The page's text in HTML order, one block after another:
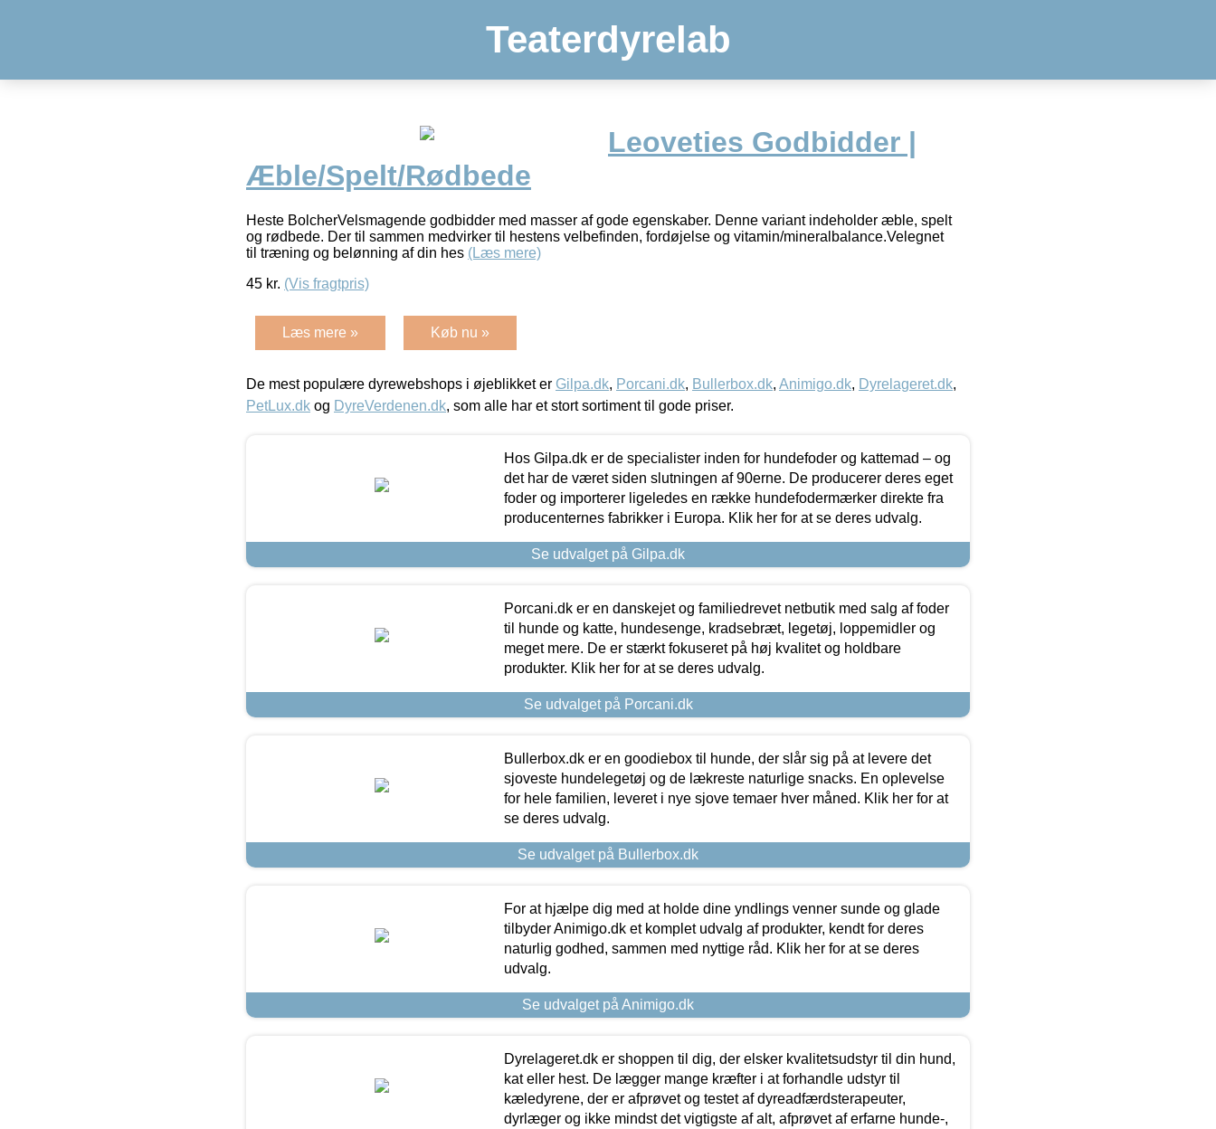
Teaterdyrelab
Leoveties Godbidder |
Æble/Spelt/Rødbede
Heste BolcherVelsmagende godbidder med masser af gode egenskaber. Denne variant indeholder æble, spelt
og rødbede. Der til sammen medvirker til hestens velbefinden, fordøjelse og vitamin/mineralbalance.Velegnet
til træning og belønning af din hes (Læs mere)
45 kr. (Vis fragtpris)
Læs mere » Køb nu »
De mest populære dyrewebshops i øjeblikket er Gilpa.dk, Porcani.dk, Bullerbox.dk, Animigo.dk, Dyrelageret.dk,
PetLux.dk og DyreVerdenen.dk, som alle har et stort sortiment til gode priser.
Hos Gilpa.dk er de specialister inden for hundefoder og kattemad – og
det har de været siden slutningen af 90erne. De producerer deres eget
foder og importerer ligeledes en række hundefodermærker direkte fra
producenternes fabrikker i Europa. Klik her for at se deres udvalg.
Se udvalget på Gilpa.dk
Porcani.dk er en danskejet og familiedrevet netbutik med salg af foder
til hunde og katte, hundesenge, kradsebræt, legetøj, loppemidler og
meget mere. De er stærkt fokuseret på høj kvalitet og holdbare
produkter. Klik her for at se deres udvalg.
Se udvalget på Porcani.dk
Bullerbox.dk er en goodiebox til hunde, der slår sig på at levere det
sjoveste hundelegetøj og de lækreste naturlige snacks. En oplevelse
for hele familien, leveret i nye sjove temaer hver måned. Klik her for at
se deres udvalg.
Se udvalget på Bullerbox.dk
For at hjælpe dig med at holde dine yndlings venner sunde og glade
tilbyder Animigo.dk et komplet udvalg af produkter, kendt for deres
naturlig godhed, sammen med nyttige råd. Klik her for at se deres
udvalg.
Se udvalget på Animigo.dk
Dyrelageret.dk er shoppen til dig, der elsker kvalitetsudstyr til din hund,
kat eller hest. De lægger mange kræfter i at forhandle udstyr til
kæledyrene, der er afprøvet og testet af dyreadfærdsterapeuter,
dyrlæger og ikke mindst det vigtigste af alt, afprøvet af erfarne hunde-,